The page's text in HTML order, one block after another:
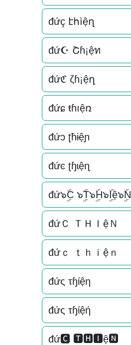
đứç էհìệղ
đứ☪ Շɦ¡ệท
đứℭ ζɦ¡ệղ
đứɕ ŧɦıệռ
đứɔ ʈħɨệɲ
đứͼ ʈɧɩệɳ
đứ๖ۣۜC ๖ۣۜT๖ۣۜH๖ۣۜIệ๖ۣۜN
đứＣ ＴＨＩệＮ
đứｃ ｔｈｉệｎ
đứς τɧίệη
đứς τɧίệή
đứ🅲 🆃🅷🅸ệ🅽